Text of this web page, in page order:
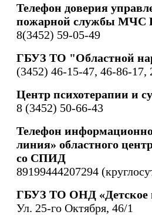
Телефон доверия
пожарной службы МЧС
8(3452) 59-05-49
ГБУЗ ТО "Областной
(3452) 46-15-47, 46-86-17,
Центр психотерапии и
8 (3452) 50-66-43
Телефон
линия» областного
со СПИД
89199444207294
ГБУЗ ТО ОНД «Детское
Ул. 25-го Октября, 46/1